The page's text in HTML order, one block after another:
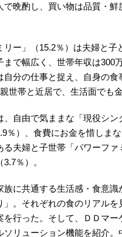
で晩酌し、買い物は品質・
リー」（15.2％）は夫婦と
まで幅広く、世帯年収は300
自分の仕事と捉え、自身の
世帯と近居で、生活面でも
、自由で気ままな「現役シ
％）、食費にお金を惜しま
る夫婦と子世帯「パワーフ
％）。
族に共通する生活感・食意
」。それぞれの食のリアル
を行った。そして、ＤＤマ
ソリューション機能を紹介